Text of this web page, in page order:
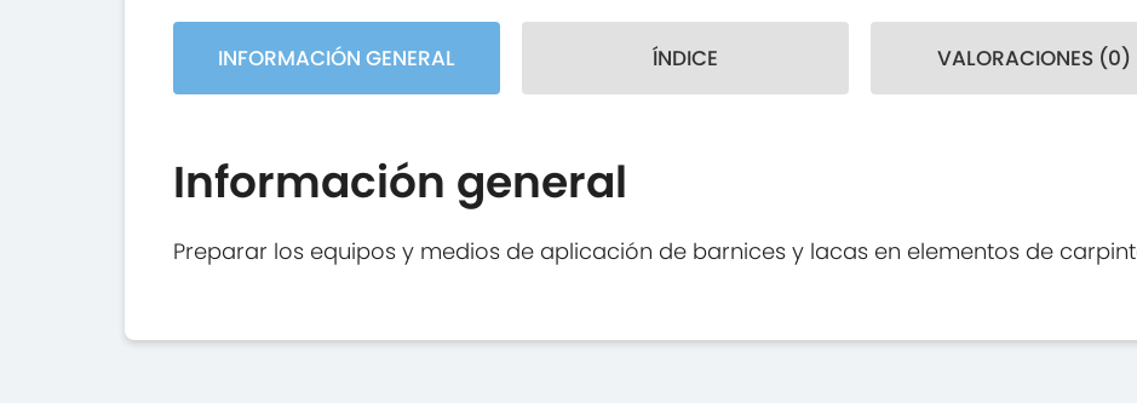
INFORMACIÓN GENERAL ÍNDICE VALORACIONES (0)
Información general
Preparar los equipos y medios de aplicación de barnices y lacas en elementos de